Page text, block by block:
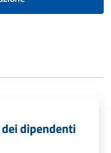
dipendenti